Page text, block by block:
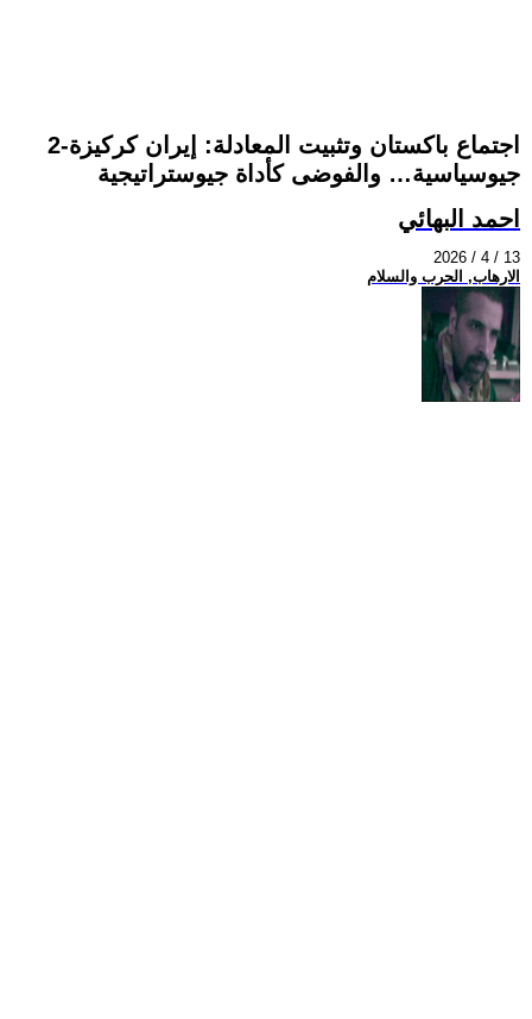
2-اجتماع باكستان وتثبيت المعادلة: إيران كركيزة
جيوسياسية… والفوضى كأداة جيوستراتيجية
احمد البهائي
2026 / 4 / 13
الارهاب, الحرب والسلام